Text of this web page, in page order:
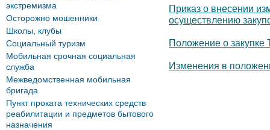
Приказ о внесении
осуществлению
Положение о закупке
Изменения в
экстремизма
Осторожно мошенники
Школы, клубы
Социальный туризм
Мобильная срочная социальная
служба
Межведомственная мобильная
бригада
Пункт проката технических средств
реабилитации и предметов бытового
назначения